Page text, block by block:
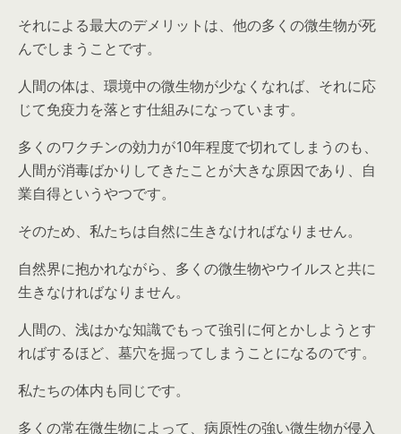
それによる最大のデメリットは、他の多くの微生物が死
んでしまうことです。
人間の体は、環境中の微生物が少なくなれば、それに応
じて免疫力を落とす仕組みになっています。
多くのワクチンの効力が10年程度で切れてしまうのも、
人間が消毒ばかりしてきたことが大きな原因であり、自
業自得というやつです。
そのため、私たちは自然に生きなければなりません。
自然界に抱かれながら、多くの微生物やウイルスと共に
生きなければなりません。
人間の、浅はかな知識でもって強引に何とかしようとす
ればするほど、墓穴を掘ってしまうことになるのです。
私たちの体内も同じです。
多くの常在微生物によって、病原性の強い微生物が侵入